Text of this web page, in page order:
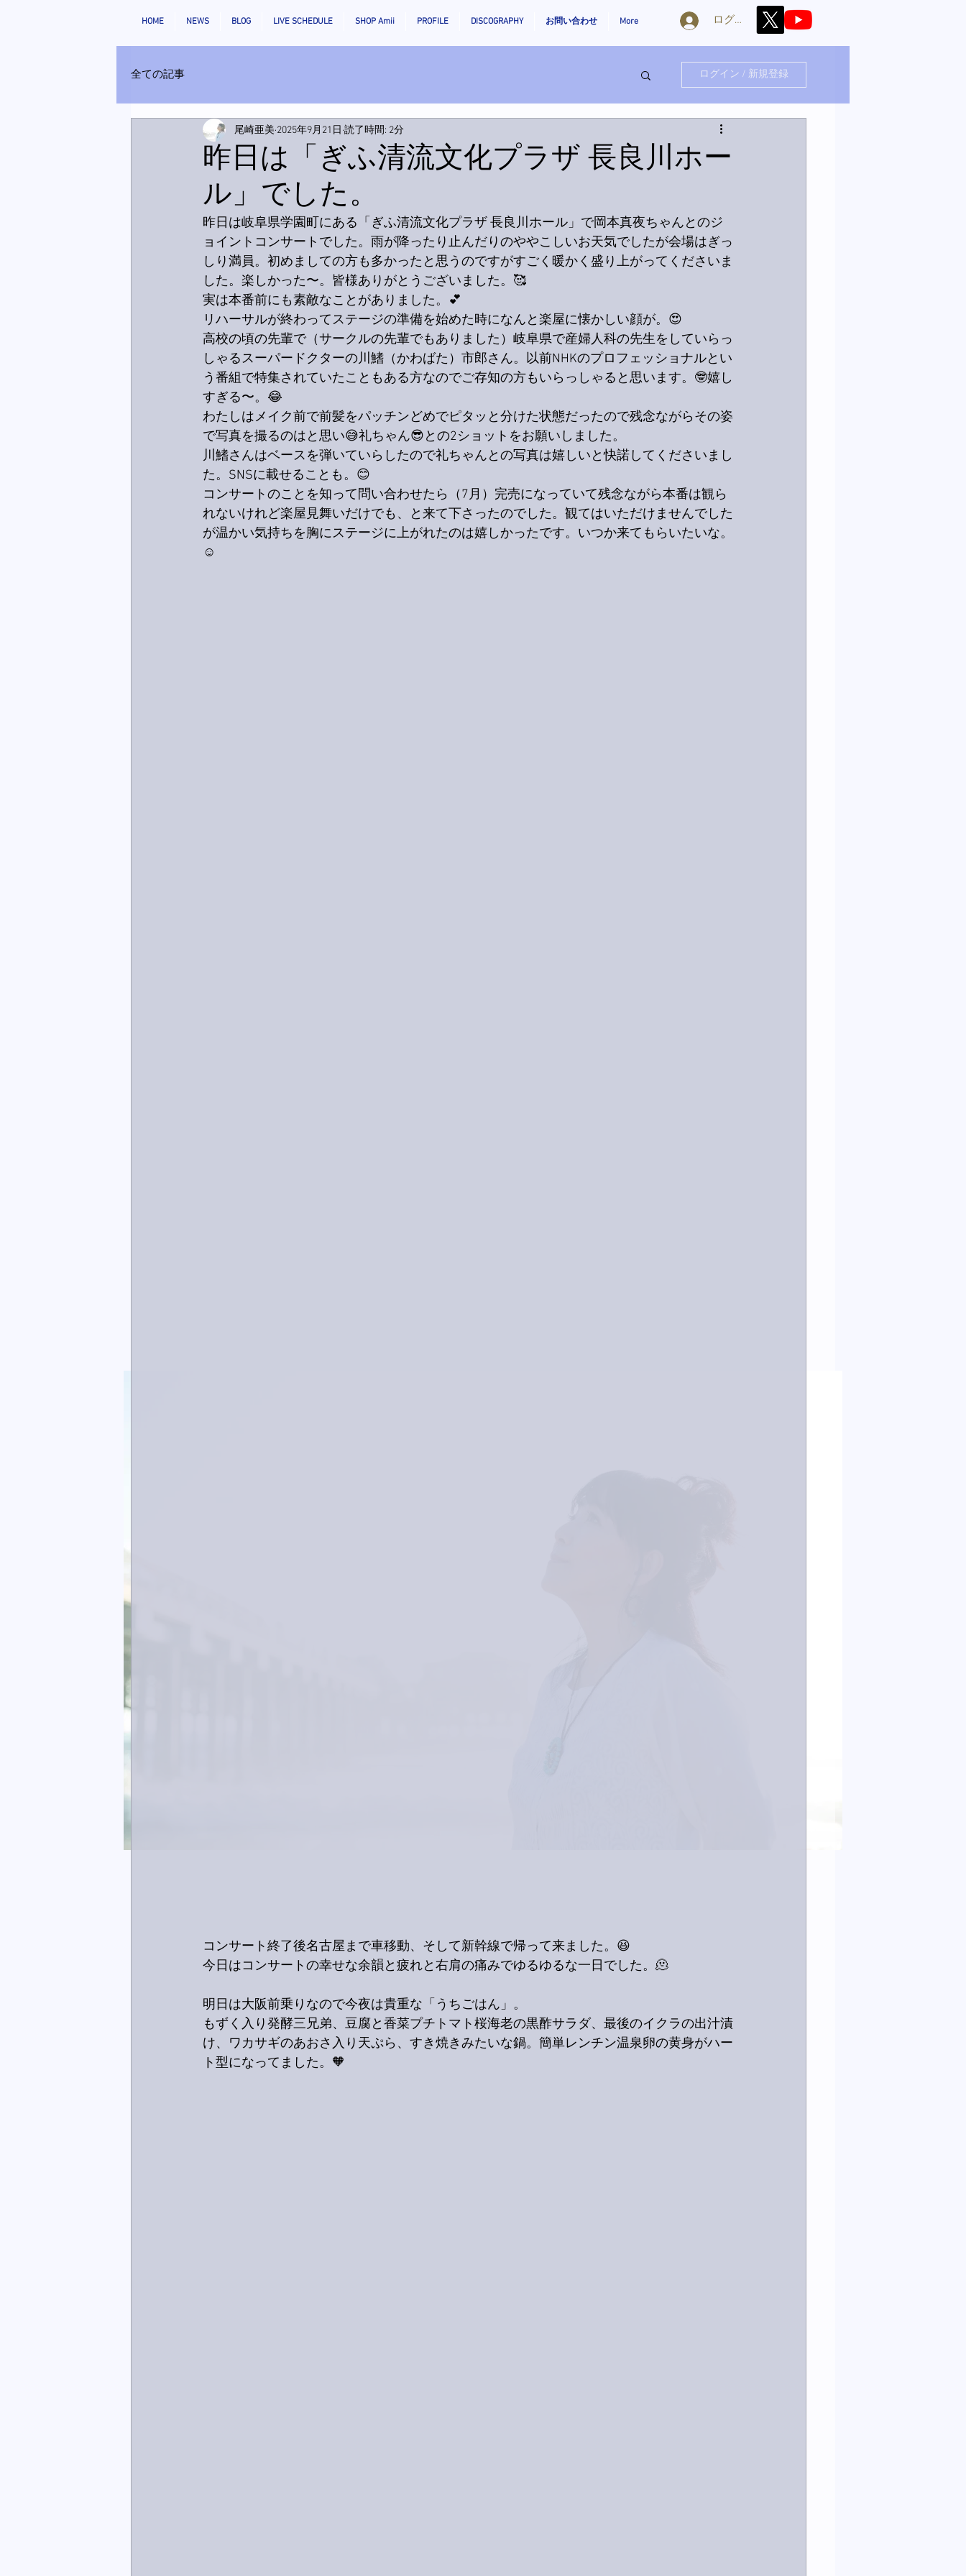
HOME NEWS BLOG LIVE SCHEDULE SHOP Amii PROFILE DISCOGRAPHY お問い合わせ More ログイン
全ての記事 ログイン / 新規登録
昨日は「ぎふ清流文化プラザ 長良川ホー
ル」でした。
尾崎亜美 2025年9月21日 読了時間: 2分
昨日は岐阜県学園町にある「ぎふ清流文化プラザ 長良川ホール」で岡本真夜ちゃんとのジ
ョイントコンサートでした。雨が降ったり止んだりのややこしいお天気でしたが会場はぎっ
しり満員。初めましての方も多かったと思うのですがすごく暖かく盛り上がってくださいま
した。楽しかった〜。皆様ありがとうございました。🥰
実は本番前にも素敵なことがありました。💕
リハーサルが終わってステージの準備を始めた時になんと楽屋に懐かしい顔が。😍
高校の頃の先輩で（サークルの先輩でもありました）岐阜県で産婦人科の先生をしていらっ
しゃるスーパードクターの川鰭（かわばた）市郎さん。以前NHKのプロフェッショナルとい
う番組で特集されていたこともある方なのでご存知の方もいらっしゃると思います。🤓嬉し
すぎる〜。😂
わたしはメイク前で前髪をパッチンどめでピタッと分けた状態だったので残念ながらその姿
で写真を撮るのはと思い😅礼ちゃん😎との2ショットをお願いしました。
川鰭さんはベースを弾いていらしたので礼ちゃんとの写真は嬉しいと快諾してくださいまし
た。SNSに載せることも。😊
コンサートのことを知って問い合わせたら（7月）完売になっていて残念ながら本番は観ら
れないけれど楽屋見舞いだけでも、と来て下さったのでした。観てはいただけませんでした
が温かい気持ちを胸にステージに上がれたのは嬉しかったです。いつか来てもらいたいな。
☺️
コンサート終了後名古屋まで車移動、そして新幹線で帰って来ました。😆
今日はコンサートの幸せな余韻と疲れと右肩の痛みでゆるゆるな一日でした。🫠
明日は大阪前乗りなので今夜は貴重な「うちごはん」。
もずく入り発酵三兄弟、豆腐と香菜プチトマト桜海老の黒酢サラダ、最後のイクラの出汁漬
け、ワカサギのあおさ入り天ぷら、すき焼きみたいな鍋。簡単レンチン温泉卵の黄身がハー
ト型になってました。🧡